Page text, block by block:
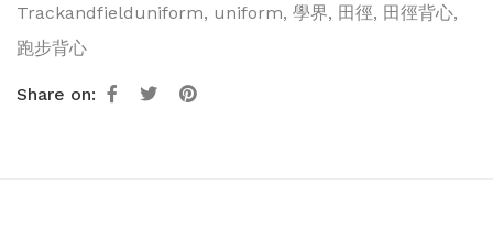
Trackandfielduniform, uniform, 學界, 田徑, 田徑背心,
跑步背心
Share on: